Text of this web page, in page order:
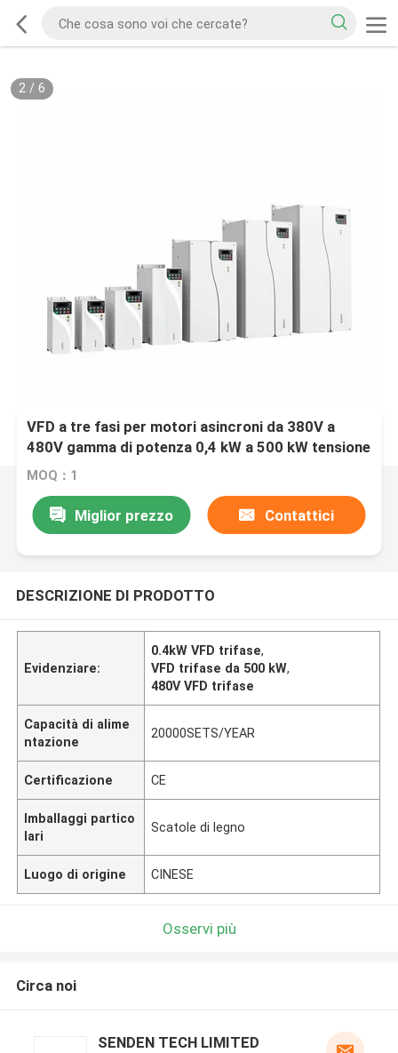
2/ 6
VFD a tre fasi per motori asincroni da 380V a
480V gamma di potenza 0,4 kW a 500 kW tensione
di ingresso Uin 200V-240V/380V-480V/500V-
MOQ：1
Miglior prezzo Contattici
DESCRIZIONE DI PRODOTTO
Evidenziare:
0.4kW VFD trifase,
VFD trifase da 500 kW,
480V VFD trifase
Capacità di alime
ntazione
20000SETS/YEAR
Certificazione CE
Imballaggi partico
lari
Scatole di legno
Luogo di origine CINESE
Osservi più
Circa noi
SENDEN TECH LIMITED